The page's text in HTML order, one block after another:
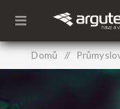
Domů /